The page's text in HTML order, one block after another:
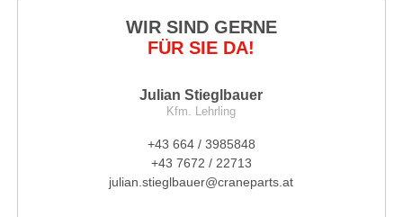
WIR SIND GERNE
FÜR SIE DA!
Julian Stieglbauer
Kfm. Lehrling
+43 664 / 3985848
+43 7672 / 22713
julian.stieglbauer@craneparts.at